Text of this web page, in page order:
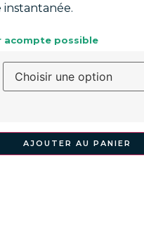
instantanée.
acompte possible
AJOUTER AU PANIER